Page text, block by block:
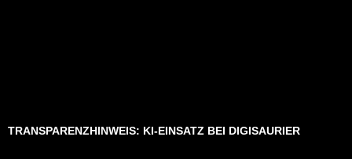
TRANSPARENZHINWEIS: KI-EINSATZ BEI DIGISAURIER